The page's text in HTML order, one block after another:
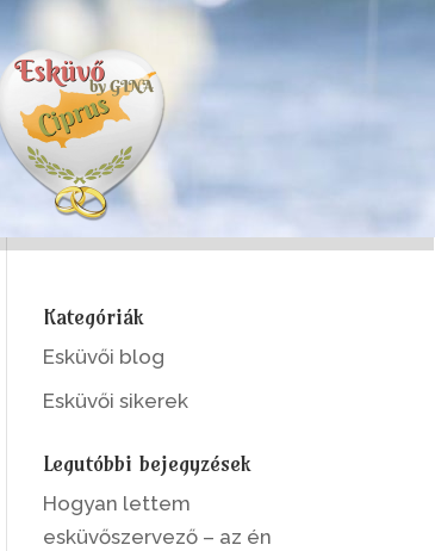
Kategóriák
Esküvői blog
Esküvői sikerek
Legutóbbi bejegyzések
Hogyan lettem
esküvőszervező – az én